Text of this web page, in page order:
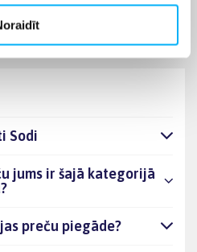
bezmaksas piegāde.
Sodi
jums ir šajā kategorijā
preču piegāde?